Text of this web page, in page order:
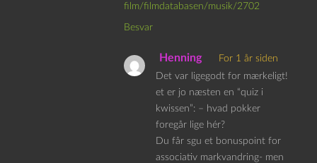
film/filmdatabasen/musik/2702
Besvar
Henning
For 1 år siden
Det var ligegodt for mærkeligt!
et er jo næsten en “quiz i
kwissen”: – hvad pokker
foregår lige hér?
Du får sgu et bonuspoint for
associativ markvandring- men